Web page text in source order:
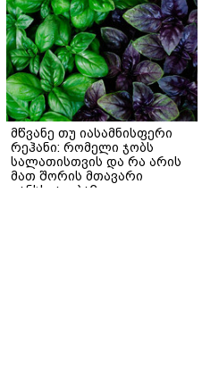
მწვანე თუ იასამნისფერი
რეჰანი: რომელი ჯობს
სალათისთვის და რა არის
მათ შორის მთავარი
განსხვავება?